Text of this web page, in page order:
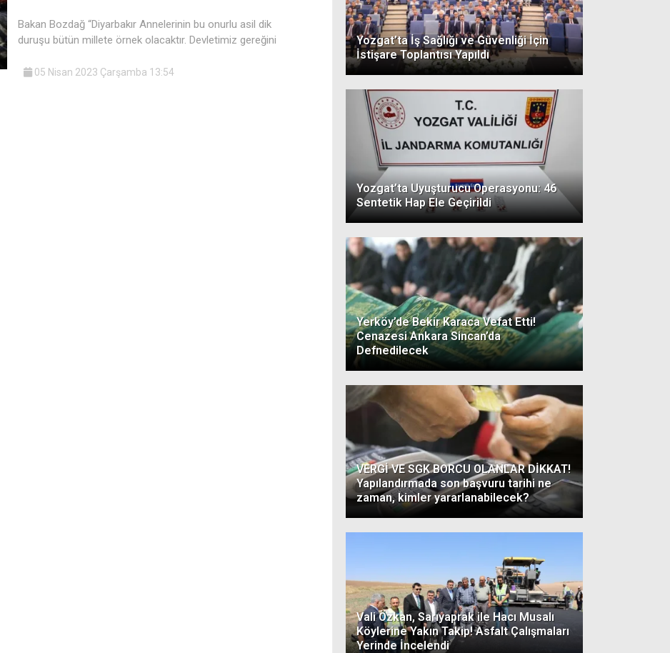
Bakan Bozdağ “Diyarbakır Annelerinin bu onurlu asil dik
duruşu bütün millete örnek olacaktır. Devletimiz gereğini
05 Nisan 2023 Çarşamba 13:54
Yozgat’ta İş Sağlığı ve Güvenliği İçin
İstişare Toplantısı Yapıldı
Yozgat’ta Uyuşturucu Operasyonu: 46
Sentetik Hap Ele Geçirildi
Yerköy’de Bekir Karaca Vefat Etti!
Cenazesi Ankara Sincan’da
Defnedilecek
VERGİ VE SGK BORCU OLANLAR DİKKAT!
Yapılandırmada son başvuru tarihi ne
zaman, kimler yararlanabilecek?
Vali Özkan, Sarıyaprak ile Hacı Musalı
Köylerine Yakın Takip! Asfalt Çalışmaları
Yerinde İncelendi